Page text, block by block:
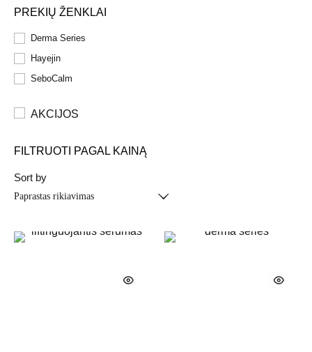
PREKIŲ ŽENKLAI
Derma Series
Hayejin
SeboCalm
AKCIJOS
FILTRUOTI PAGAL KAINĄ
Sort by